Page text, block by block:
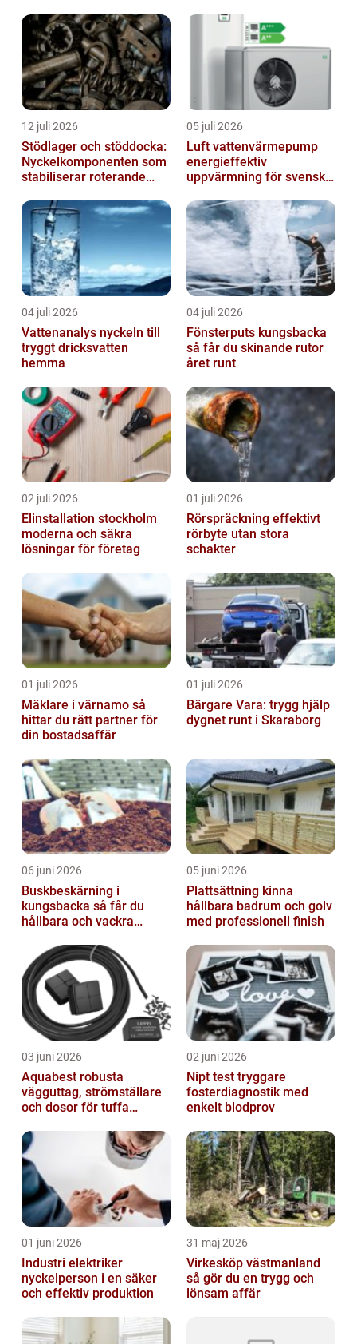
12 juli 2026
Stödlager och stöddocka:
Nyckelkomponenten som
stabiliserar roterande
05 juli 2026
Luft vattenvärmepump
energieffektiv
uppvärmning för svenska
04 juli 2026
Vattenanalys nyckeln till
tryggt dricksvatten
hemma
04 juli 2026
Fönsterputs kungsbacka
så får du skinande rutor
året runt
02 juli 2026
Elinstallation stockholm
moderna och säkra
lösningar för företag
01 juli 2026
Rörspräckning effektivt
rörbyte utan stora
schakter
01 juli 2026
Mäklare i värnamo så
hittar du rätt partner för
din bostadsaffär
01 juli 2026
Bärgare Vara: trygg hjälp
dygnet runt i Skaraborg
06 juni 2026
Buskbeskärning i
kungsbacka så får du
hållbara och vackra
05 juni 2026
Plattsättning kinna
hållbara badrum och golv
med professionell finish
03 juni 2026
Aquabest robusta
vägguttag, strömställare
och dosor för tuffa
02 juni 2026
Nipt test tryggare
fosterdiagnostik med
enkelt blodprov
01 juni 2026
Industri elektriker
nyckelperson i en säker
och effektiv produktion
31 maj 2026
Virkesköp västmanland
så gör du en trygg och
lönsam affär